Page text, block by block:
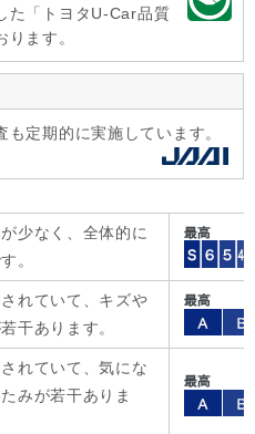
た「トヨタU-Car品質
ます。
定期的に実施しています。
少なく、全体的に
。
れていて、キズや
干あります。
れていて、気にな
みが若干ありま